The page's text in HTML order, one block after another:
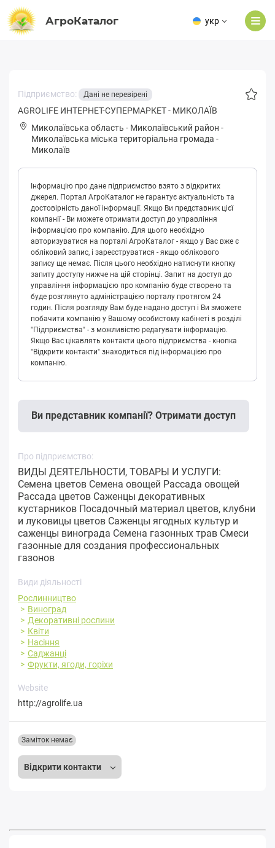
АгроКаталог укр
Підприємство: Дані не перевірені
AGROLIFE ИНТЕРНЕТ-СУПЕРМАРКЕТ - МИКОЛАЇВ
Миколаївська область - Миколаївський район -
Микoлaївськa міська територіальна громада -
Миколаїв
Інформацію про дане підприємство взято з відкритих
джерел. Портал АгроКаталог не гарантує актуальність та
достовірність даної інформації. Якщо Ви представник цієї
компанії - Ви можете отримати доступ до управління
інформацією про компанію. Для цього необхідно
авторизуватися на порталі АгроКаталог - якщо у Вас вже є
обліковий запис, і зареєструватися - якщо облікового
запису ще немає. Після цього необхідно натиснути кнопку
запиту доступу нижче на цій сторінці. Запит на доступ до
управління інформацією про компанію буде створено та
буде розглянуто адміністрацією порталу протягом 24
годин. Після розгляду Вам буде надано доступ і Ви зможете
побачити компанію у Вашому особистому кабінеті в розділі
"Підприємства" - з можливістю редагувати інформацію.
Якщо Вас цікавлять контакти цього підприємства - кнопка
"Відкрити контакти" знаходиться під інформацією про
компанію.
Ви представник компанії? Отримати доступ
Про підприємство:
ВИДЫ ДЕЯТЕЛЬНОСТИ, ТОВАРЫ И УСЛУГИ:
Семена цветов Семена овощей Рассада овощей
Рассада цветов Саженцы декоративных
кустарников Посадочный материал цветов, клубни
и луковицы цветов Саженцы ягодных культур и
саженцы винограда Семена газонных трав Смеси
газонные для создания профессиональных
газонов
Види діяльності
Рослинництво
Виноград
Декоративні рослини
Квіти
Насіння
Саджанці
Фрукти, ягоди, горіхи
Website
http://agrolife.ua
Відкрити контакти
Заміток немає